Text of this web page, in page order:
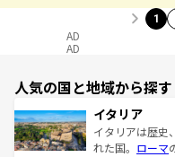
1
AD
AD
人気の国と地域から探す
イタリア
イタリアは歴史
れた国。 ローマ